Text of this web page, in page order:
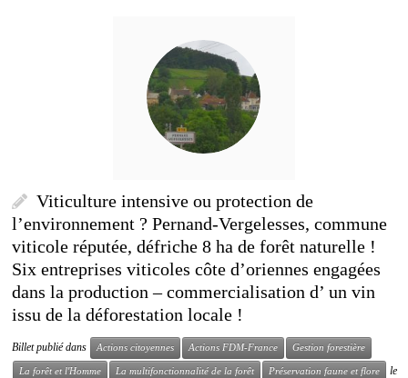
Viticulture intensive ou protection de
l’environnement ? Pernand-Vergelesses, commune
viticole réputée, défriche 8 ha de forêt naturelle !
Six entreprises viticoles côte d’oriennes engagées
dans la production – commercialisation d’ un vin
issu de la déforestation locale !
Billet publié dans Actions citoyennes Actions FDM-France Gestion forestière
La forêt et l'Homme La multifonctionnalité de la forêt Préservation faune et flore
le